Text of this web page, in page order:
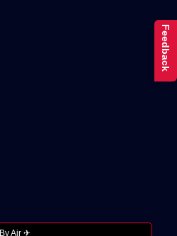
By Air ✈
Feedback